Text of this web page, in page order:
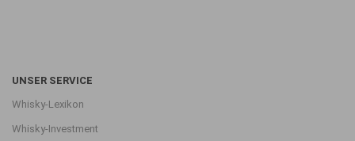
UNSER SERVICE
Whisky-Lexikon
Whisky-Investment